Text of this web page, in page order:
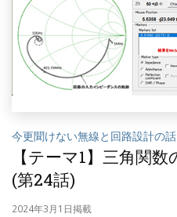
今更聞けない無線と回路設計の話
【テーマ1】三角関
(第24話)
2024年3月1日掲載